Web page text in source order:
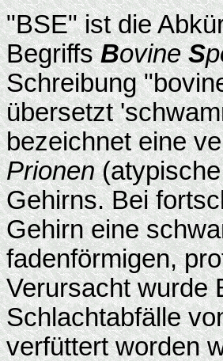
"BSE" ist die
BegriffsBovineS
Schreibung
übersetzt
bezeichnet eine
Prionen(atypische
Gehirns. Bei
Gehirn eine
fadenförmigen,
Verursacht wurde
Schlachtabfälle
verfüttert worden